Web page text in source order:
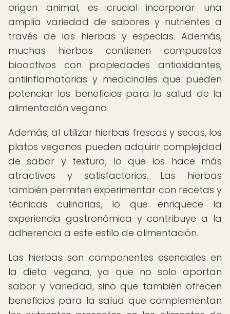
origen animal, es crucial incorporar una
amplia variedad de sabores y nutrientes a
través de las hierbas y especias. Además,
muchas hierbas contienen compuestos
bioactivos con propiedades antioxidantes,
antiinflamatorias y medicinales que pueden
potenciar los beneficios para la salud de la
alimentación vegana.
Además, al utilizar hierbas frescas y secas, los
platos veganos pueden adquirir complejidad
de sabor y textura, lo que los hace más
atractivos y satisfactorios. Las hierbas
también permiten experimentar con recetas y
técnicas culinarias, lo que enriquece la
experiencia gastronómica y contribuye a la
adherencia a este estilo de alimentación.
Las hierbas son componentes esenciales en
la dieta vegana, ya que no solo aportan
sabor y variedad, sino que también ofrecen
beneficios para la salud que complementan